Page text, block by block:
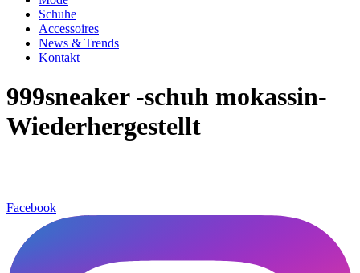
Schuhe
Accessoires
News & Trends
Kontakt
999sneaker -schuh mokassin-
Wiederhergestellt
Facebook